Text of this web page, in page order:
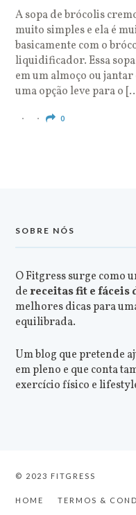
A sopa de brócolis
muito simples e ela é
basicamente com o
liquidificador. Essa
em um almoço ou
uma opção leve para o
0
SOBRE NÓS
O Fitgress surge como
dereceitas fit e fáceis
melhores dicas para
equilibrada.
Um blog que pretende
em pleno e que conta
exercício físico e
© 2023 FITGRESS
HOME TERMOS &